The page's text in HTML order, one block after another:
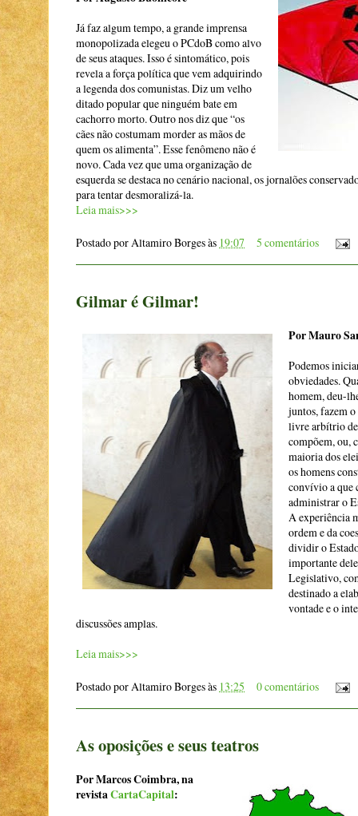
Já faz algum tempo, a grande imprensa
monopolizada elegeu o PCdoB como alvo
de seus ataques. Isso é sintomático, pois
revela a força política que vem adquirindo
a legenda dos comunistas. Diz um velho
ditado popular que ninguém bate em
cachorro morto. Outro nos diz que “os
cães não costumam morder as mãos de
quem os alimenta”. Esse fenômeno não é
novo. Cada vez que uma organização de
esquerda se destaca no cenário nacional, os jornalões
para tentar desmoralizá-la.
Leia mais>>>
Postado porAltamiro Borgesàs 19:07 5 comentários
Gilmar é Gilmar!
Por Mauro
Podemos
obviedades.
homem, deu-
juntos, fazem
livre arbítrio
compõem, ou,
maioria dos
os homens
convívio a que
administrar o
A experiência
ordem e da
dividir o
importante
Legislativo,
destinado a
vontade e o
discussões amplas.
Leia mais>>>
Postado porAltamiro Borgesàs 13:25 0 comentários
As oposições e seus teatros
Por Marcos Coimbra, na
revistaCartaCapital: